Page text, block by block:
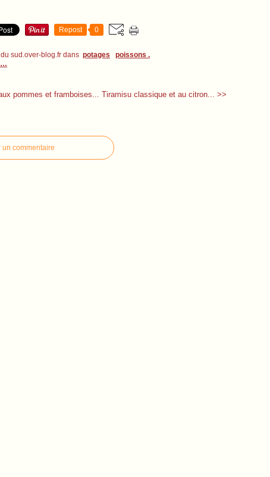
Repost 0
sud.over-blog.fr dans potages
poissons .
…
pommes et framboises... Tiramisu classique et au citron... >>
un commentaire